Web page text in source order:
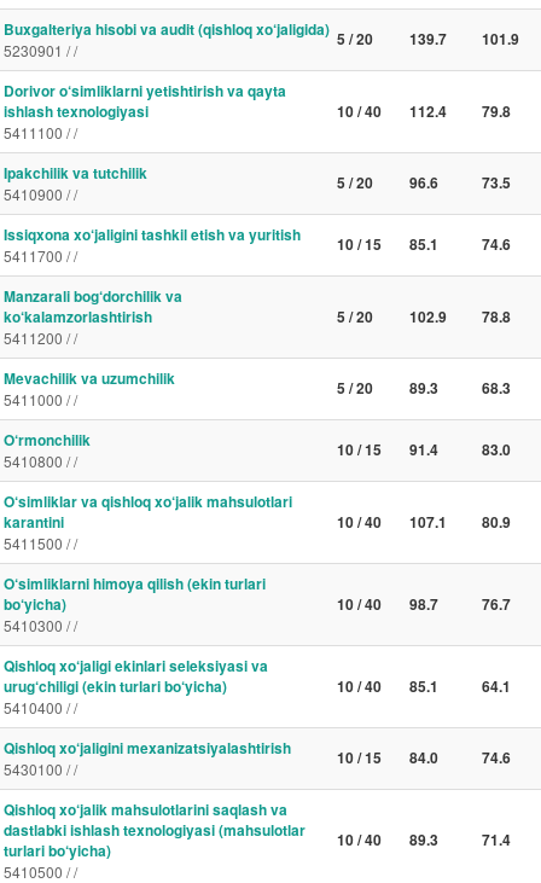
Buxgalteriya hisobi va audit (qishloq xo‘jaligida)
5230901 / /
5 / 20 139.7 101.9
Dorivor o‘simliklarni yetishtirish va qayta
ishlash texnologiyasi
5411100 / /
10 / 40 112.4 79.8
Ipakchilik va tutchilik
5410900 / /
5 / 20 96.6 73.5
Issiqxona xo‘jaligini tashkil etish va yuritish
5411700 / /
10 / 15 85.1 74.6
Manzarali bog‘dorchilik va
ko‘kalamzorlashtirish
5411200 / /
5 / 20 102.9 78.8
Mevachilik va uzumchilik
5411000 / /
5 / 20 89.3 68.3
O‘rmonchilik
5410800 / /
10 / 15 91.4 83.0
O‘simliklar va qishloq xo‘jalik mahsulotlari
karantini
5411500 / /
10 / 40 107.1 80.9
O‘simliklarni himoya qilish (ekin turlari
bo‘yicha)
5410300 / /
10 / 40 98.7 76.7
Qishloq xo‘jaligi ekinlari seleksiyasi va
urug‘chiligi (ekin turlari bo‘yicha)
5410400 / /
10 / 40 85.1 64.1
Qishloq xo‘jaligini mexanizatsiyalashtirish
5430100 / /
10 / 15 84.0 74.6
Qishloq xo‘jalik mahsulotlarini saqlash va
dastlabki ishlash texnologiyasi (mahsulotlar
turlari bo‘yicha)
5410500 / /
10 / 40 89.3 71.4